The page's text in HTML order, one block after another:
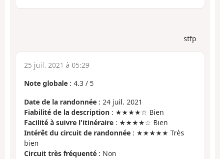
stfp
25 juil. 2021 à 05:29
Note globale : 4.3 / 5
Date de la randonnée : 24 juil. 2021
Fiabilité de la description : ★★★★☆ Bien
Facilité à suivre l'itinéraire : ★★★★☆ Bien
Intérêt du circuit de randonnée : ★★★★★ Très
bien
Circuit très fréquenté : Non